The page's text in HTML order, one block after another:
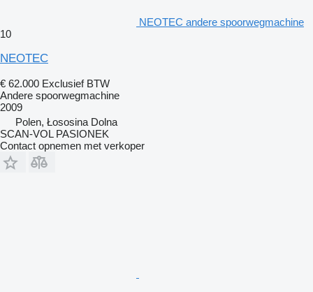
NEOTEC andere spoorwegmachine
10
NEOTEC
€ 62.000 Exclusief BTW
Andere spoorwegmachine
2009
Polen, Łososina Dolna
SCAN-VOL PASIONEK
Contact opnemen met verkoper